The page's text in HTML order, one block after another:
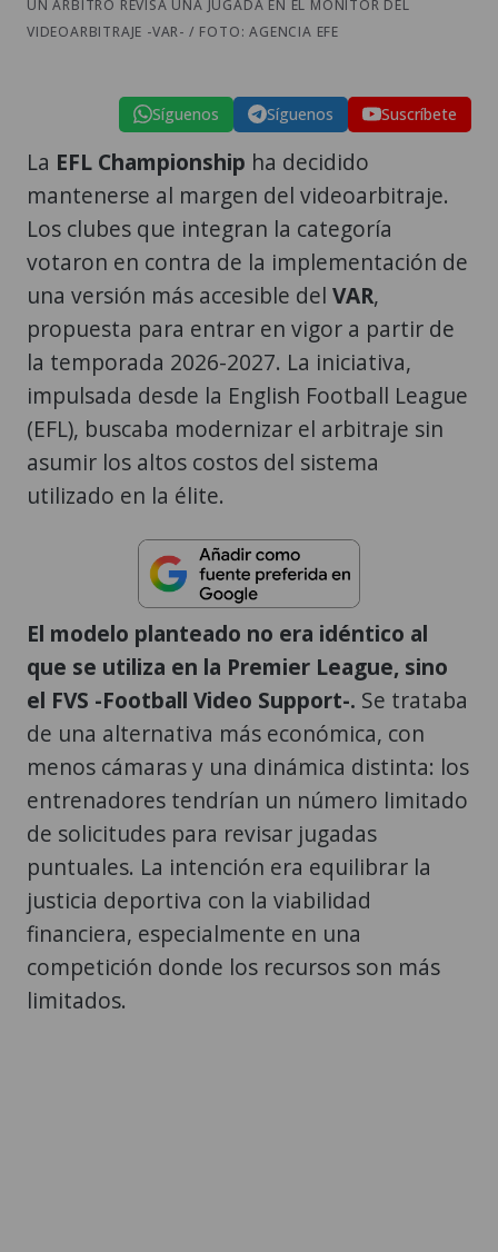
UN ÁRBITRO REVISA UNA JUGADA EN EL MONITOR DEL
VIDEOARBITRAJE -VAR- / FOTO: AGENCIA EFE
Síguenos Síguenos Suscríbete
La EFL Championship ha decidido
mantenerse al margen del videoarbitraje.
Los clubes que integran la categoría
votaron en contra de la implementación de
una versión más accesible del VAR,
propuesta para entrar en vigor a partir de
la temporada 2026-2027. La iniciativa,
impulsada desde la English Football League
(EFL), buscaba modernizar el arbitraje sin
asumir los altos costos del sistema
utilizado en la élite.
El modelo planteado no era idéntico al
que se utiliza en la Premier League, sino
el FVS -Football Video Support-. Se trataba
de una alternativa más económica, con
menos cámaras y una dinámica distinta: los
entrenadores tendrían un número limitado
de solicitudes para revisar jugadas
puntuales. La intención era equilibrar la
justicia deportiva con la viabilidad
financiera, especialmente en una
competición donde los recursos son más
limitados.